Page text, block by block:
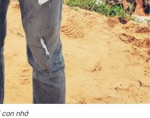
nhớ